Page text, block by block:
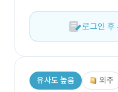
로그인 후
유사도 높음 외주